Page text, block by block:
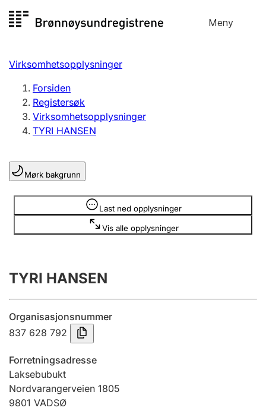
til
Meny
Registersøk
Aksjeselskap
Enkeltpersonforetak
Registrere, endre, slette
Lag og forening
Registrere, endre, slette
Innsending og forsinkelsesgebyr
Jeger
Betaling og jegeravgiftskort
Virksomhetsopplysninger
Forsiden
Registersøk
Virksomhetsopplysninger
TYRI HANSEN
Mørk bakgrunn
Last ned opplysninger
Vis alle opplysninger
Opplysninger er skjult
TYRI HANSEN
Organisasjonsnummer
837 628 792
Forretningsadresse
Laksebubukt
Nordvarangerveien 1805
9801 VADSØ